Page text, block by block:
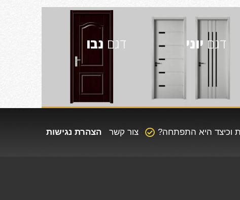
דגם יוני דגם נבו
וכיצד היא התפתחה? צור קשר הצהרת נגישות